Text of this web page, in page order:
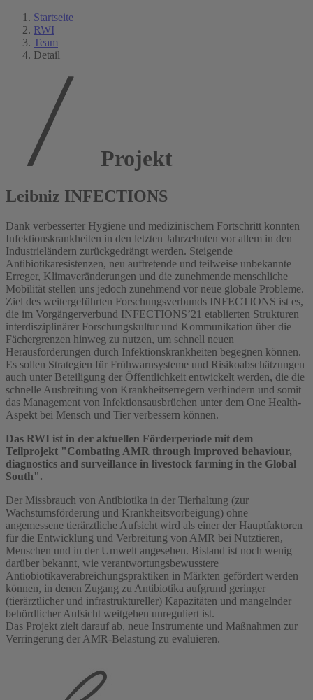
Startseite
RWI
Team
Detail
Projekt
Leibniz INFECTIONS
Dank verbesserter Hygiene und medizinischem Fortschritt konnten
Infektionskrankheiten in den letzten Jahrzehnten vor allem in den
Industrieländern zurückgedrängt werden. Steigende
Antibiotikaresistenzen, neu auftretende und teilweise unbekannte
Erreger, Klimaveränderungen und die zunehmende menschliche
Mobilität stellen uns jedoch zunehmend vor neue globale Probleme.
Ziel des weitergeführten Forschungsverbunds INFECTIONS ist es,
die im Vorgängerverbund INFECTIONS’21 etablierten Strukturen
interdisziplinärer Forschungskultur und Kommunikation über die
Fächergrenzen hinweg zu nutzen, um schnell neuen
Herausforderungen durch Infektionskrankheiten begegnen können.
Es sollen Strategien für Frühwarnsysteme und Risikoabschätzungen
auch unter Beteiligung der Öffentlichkeit entwickelt werden, die die
schnelle Ausbreitung von Krankheitserregern verhindern und somit
das Management von Infektionsausbrüchen unter dem One Health-
Aspekt bei Mensch und Tier verbessern können.
Das RWI ist in der aktuellen Förderperiode mit dem
Teilprojekt "Combating AMR through improved behaviour,
diagnostics and surveillance in livestock farming in the Global
South".
Der Missbrauch von Antibiotika in der Tierhaltung (zur
Wachstumsförderung und Krankheitsvorbeigung) ohne
angemessene tierärztliche Aufsicht wird als einer der Hauptfaktoren
für die Entwicklung und Verbreitung von AMR bei Nutztieren,
Menschen und in der Umwelt angesehen. Bisland ist noch wenig
darüber bekannt, wie verantwortungsbewusstere
Antiobiotikaverabreichungspraktiken in Märkten gefördert werden
können, in denen Zugang zu Antibiotika aufgrund geringer
(tierärztlicher und infrastruktureller) Kapazitäten und mangelnder
behördlicher Aufsicht weitgehen unreguliert ist.
Das Projekt zielt darauf ab, neue Instrumente und Maßnahmen zur
Verringerung der AMR-Belastung zu evaluieren.